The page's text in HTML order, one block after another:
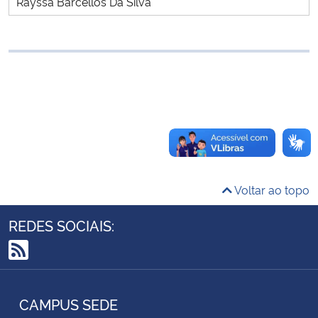
Ministério da Cidadania
Ministério da Saúde
Ministério do Desenvolvimento Regional
Ministério da Mulher, da Família e dos Direitos Humanos
Voltar ao topo
REDES SOCIAIS:
RSS
CAMPUS SEDE